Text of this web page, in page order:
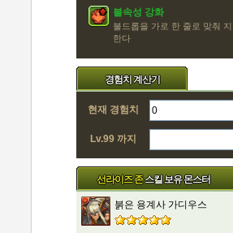
불속성 강화
불드롭을 가로 한 줄로 맞춰
한다
경험치 계산기
현재 경험치
Lv.99 까지
선라이즈 존스킬 보유 몬스터
붉은 용계사 가디우스